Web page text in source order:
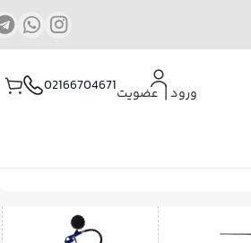
ورود ⎟ عضویت02166704671
پیچ گوشتی برقی و شارژی